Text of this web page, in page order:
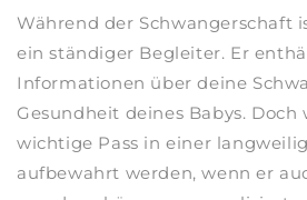
Während der Schwangerschaft
ein ständiger Begleiter. Er
Informationen über deine
Gesundheit deines Babys.
wichtige Pass in einer
aufbewahrt werden, wenn er